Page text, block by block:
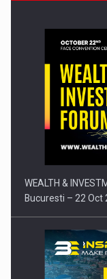
Comunicat de
WEALTH &
Bucuresti – 22 Oct